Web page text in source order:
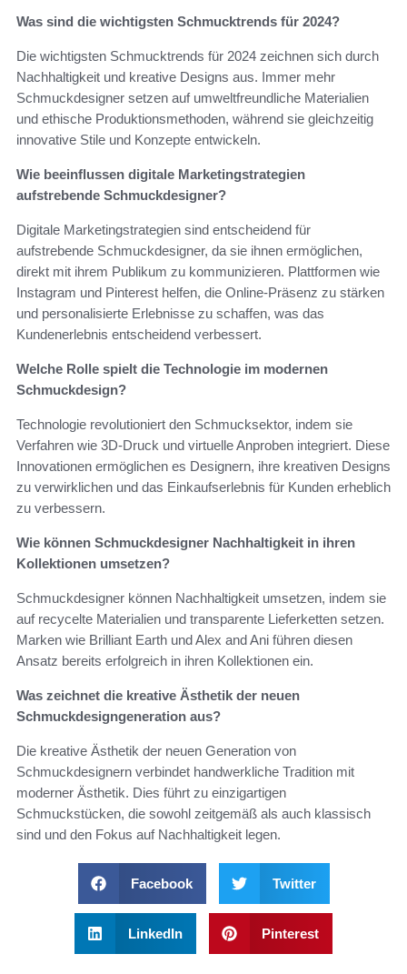
Was sind die wichtigsten Schmucktrends für 2024?
Die wichtigsten Schmucktrends für 2024 zeichnen sich durch
Nachhaltigkeit und kreative Designs aus. Immer mehr
Schmuckdesigner setzen auf umweltfreundliche Materialien
und ethische Produktionsmethoden, während sie gleichzeitig
innovative Stile und Konzepte entwickeln.
Wie beeinflussen digitale Marketingstrategien
aufstrebende Schmuckdesigner?
Digitale Marketingstrategien sind entscheidend für
aufstrebende Schmuckdesigner, da sie ihnen ermöglichen,
direkt mit ihrem Publikum zu kommunizieren. Plattformen wie
Instagram und Pinterest helfen, die Online-Präsenz zu stärken
und personalisierte Erlebnisse zu schaffen, was das
Kundenerlebnis entscheidend verbessert.
Welche Rolle spielt die Technologie im modernen
Schmuckdesign?
Technologie revolutioniert den Schmucksektor, indem sie
Verfahren wie 3D-Druck und virtuelle Anproben integriert. Diese
Innovationen ermöglichen es Designern, ihre kreativen Designs
zu verwirklichen und das Einkaufserlebnis für Kunden erheblich
zu verbessern.
Wie können Schmuckdesigner Nachhaltigkeit in ihren
Kollektionen umsetzen?
Schmuckdesigner können Nachhaltigkeit umsetzen, indem sie
auf recycelte Materialien und transparente Lieferketten setzen.
Marken wie Brilliant Earth und Alex and Ani führen diesen
Ansatz bereits erfolgreich in ihren Kollektionen ein.
Was zeichnet die kreative Ästhetik der neuen
Schmuckdesigngeneration aus?
Die kreative Ästhetik der neuen Generation von
Schmuckdesignern verbindet handwerkliche Tradition mit
moderner Ästhetik. Dies führt zu einzigartigen
Schmuckstücken, die sowohl zeitgemäß als auch klassisch
sind und den Fokus auf Nachhaltigkeit legen.
Facebook Twitter
LinkedIn Pinterest